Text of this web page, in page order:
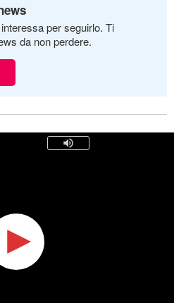
per seguirlo. Ti
da non perdere.